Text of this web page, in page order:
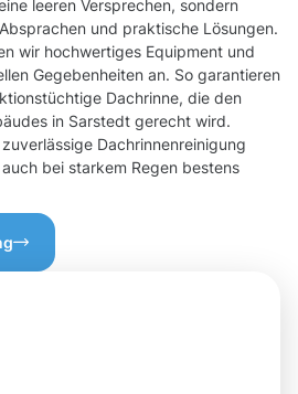
leeren Versprechen, sondern
und praktische Lösungen.
wir hochwertiges Equipment und
Gegebenheiten an. So garantieren
Dachrinne, die den
in Sarstedt gerecht wird.
Dachrinnenreinigung
bei starkem Regen bestens